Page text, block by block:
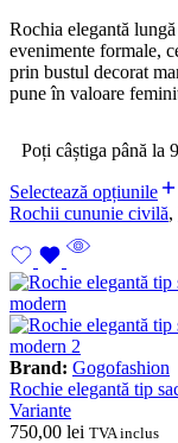
Rochia elegantă
evenimente formale,
prin bustul decorat
pune în valoare
Poți câștiga până la
Selectează opțiunile
Rochii cununie civilă,
Brand: Gogofashion
Rochie elegantă tip
Variante
750,00 lei TVA inclus